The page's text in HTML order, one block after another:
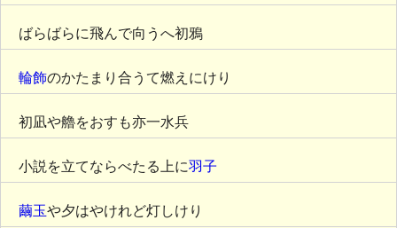
ばらばらに飛んで向うへ初鴉
輪飾のかたまり合うて燃えにけり
初凪や艪をおすも亦一水兵
小説を立てならべたる上に羽子
繭玉や夕はやけれど灯しけり